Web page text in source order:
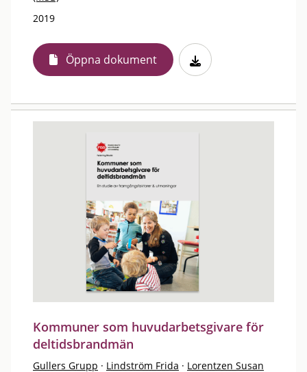
2019
Öppna dokument
Kommuner som huvudarbetsgivare för
deltidsbrandmän
Gullers Grupp · Lindström Frida · Lorentzen Susan